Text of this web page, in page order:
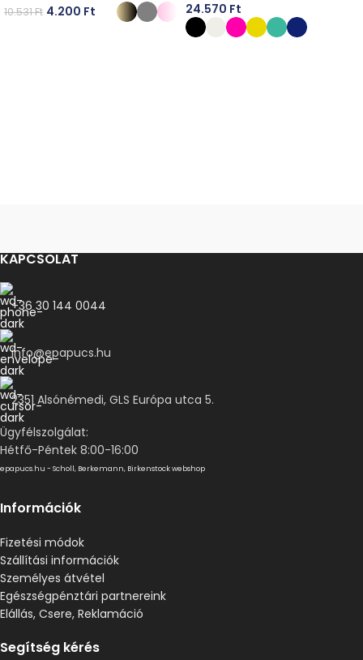
10.531Ft 4.200 Ft
24.570 Ft
KAPCSOLAT
+36 30 144 0044
info@epapucs.hu
2351 Alsónémedi, GLS Európa utca 5.
Ügyfélszolgálat:
Hétfő-Péntek 8:00-16:00
epapucs.hu - Scholl, Berkemann, Birkenstock webshop
Információk
Fizetési módok
Szállítási információk
Személyes átvétel
Egészségpénztári partnereink
Elállás, Csere, Reklamáció
Segítség kérés